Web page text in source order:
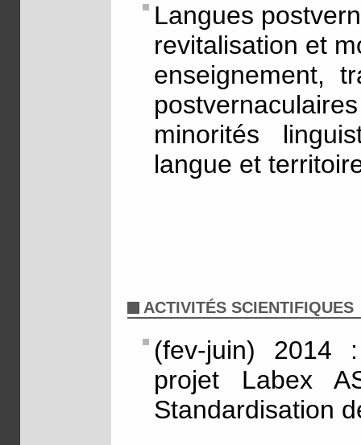
Langues
revitalisation et
enseignement,
postvernaculaires
minorités
langue et
ACTIVITÉS SCIENTIFIQUES
(fev-juin) 2014
projet Labex
Standardisation